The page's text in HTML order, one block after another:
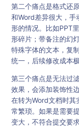
第二个痛点是格式还
和Word差异很大，手
形的情况。比如PPT
形碎片；带备注的幻
特殊字体的文本，复
统一，后续修改成本极
第三个痛点是无法过
效果，会添加装饰性
在转为Word文档时其
常繁琐。如果是需要
变大，不符合提交要求